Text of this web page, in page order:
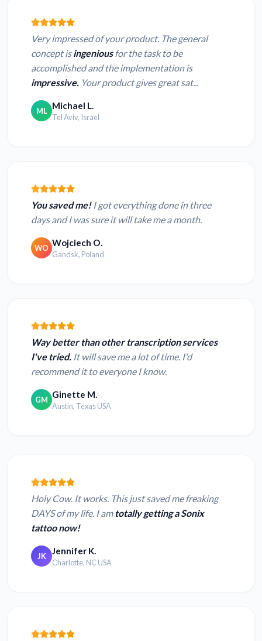
Very impressed of your product. The general
concept isingeniousfor the task to be
accomplished and the implementation is
impressive. Your product gives great sat...
ML Michael L.
Tel Aviv, Israel
You saved me!I got everything done in three
days and I was sure it will take me a month.
WO Wojciech O.
Gandsk, Poland
Way better than other transcription services
I've tried. It will save me a lot of time. I'd
recommend it to everyone I know.
GM Ginette M.
Austin, Texas USA
Holy Cow. It works. This just saved me freaking
DAYS of my life. I am totally getting a Sonix
tattoo now!
JK Jennifer K.
Charlotte, NC USA